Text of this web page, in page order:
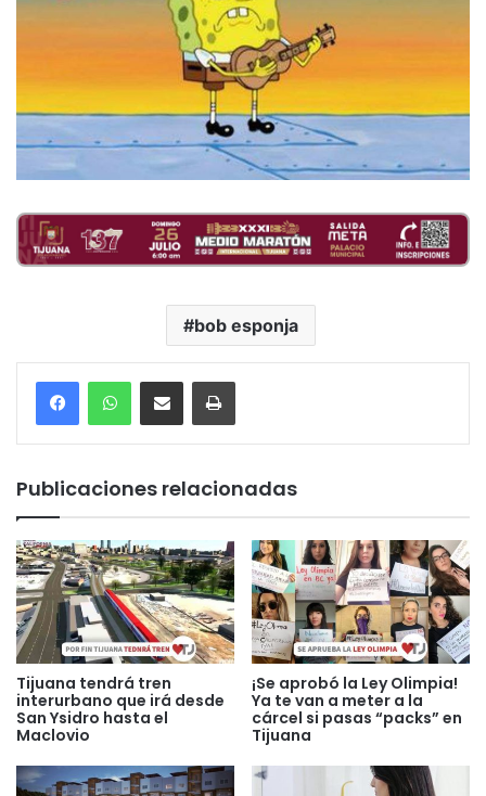
bob esponja
Compartir por correo electrónicoImprimir
Publicaciones relacionadas
Tijuana tendrá tren
interurbano que irá desde
San Ysidro hasta el
Maclovio
¡Se aprobó la Ley Olimpia!
Ya te van a meter a la
cárcel si pasas “packs” en
Tijuana